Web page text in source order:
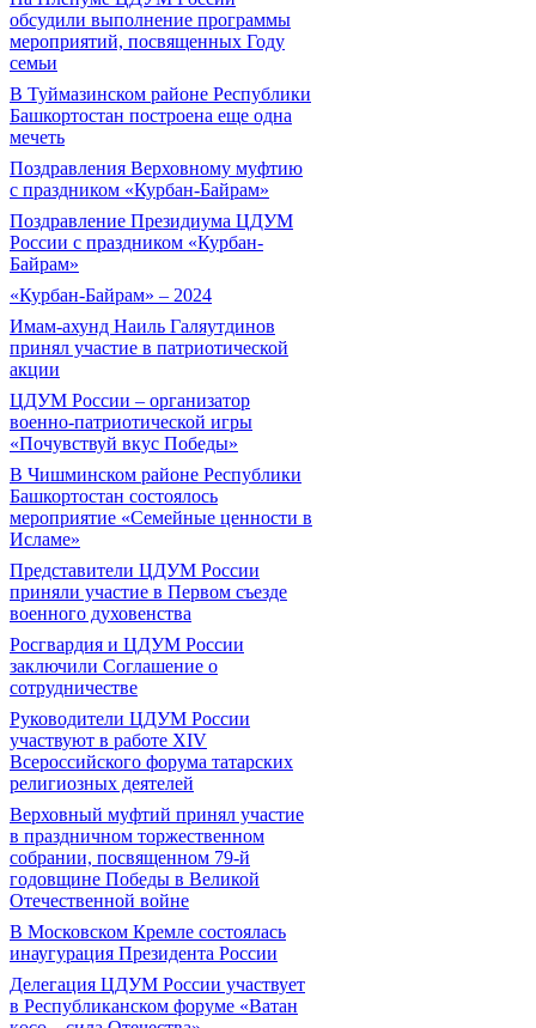
обсудили выполнение программы
мероприятий, посвященных Году
семьи
В Туймазинском районе Республики
Башкортостан построена еще одна
мечеть
Поздравления Верховному муфтию
с праздником «Курбан-Байрам»
Поздравление Президиума ЦДУМ
России с праздником «Курбан-
Байрам»
«Курбан-Байрам» – 2024
Имам-ахунд Наиль Галяутдинов
принял участие в патриотической
акции
ЦДУМ России – организатор
военно-патриотической игры
«Почувствуй вкус Победы»
В Чишминском районе Республики
Башкортостан состоялось
мероприятие «Семейные ценности в
Исламе»
Представители ЦДУМ России
приняли участие в Первом съезде
военного духовенства
Росгвардия и ЦДУМ России
заключили Соглашение о
сотрудничестве
Руководители ЦДУМ России
участвуют в работе XIV
Всероссийского форума татарских
религиозных деятелей
Верховный муфтий принял участие
в праздничном торжественном
собрании, посвященном 79-й
годовщине Победы в Великой
Отечественной войне
В Московском Кремле состоялась
инаугурация Президента России
Делегация ЦДУМ России участвует
в Республиканском форуме «Ватан